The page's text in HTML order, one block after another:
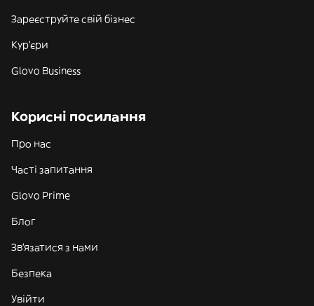
Зареєструйте свій бізнес
Кур'єри
Glovo Business
Корисні посилання
Про нас
Часті запитання
Glovo Prime
Блог
Зв'язатися з нами
Безпека
Увійти